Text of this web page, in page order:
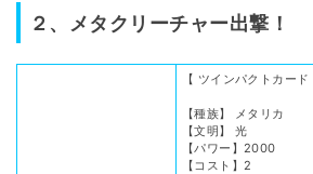
２、メタクリーチャー出撃！
【 ツインパクトカード
【種族】 メタリカ
【文明】 光
【パワー】2000
【コスト】2